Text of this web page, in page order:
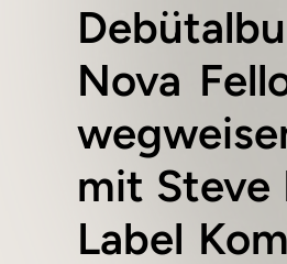
Nova
mit Steve
Label